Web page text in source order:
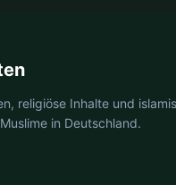
religiöse Inhalte und
in Deutschland.